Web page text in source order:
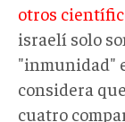
otros
israelí solo
"inmunidad"
considera
cuatro